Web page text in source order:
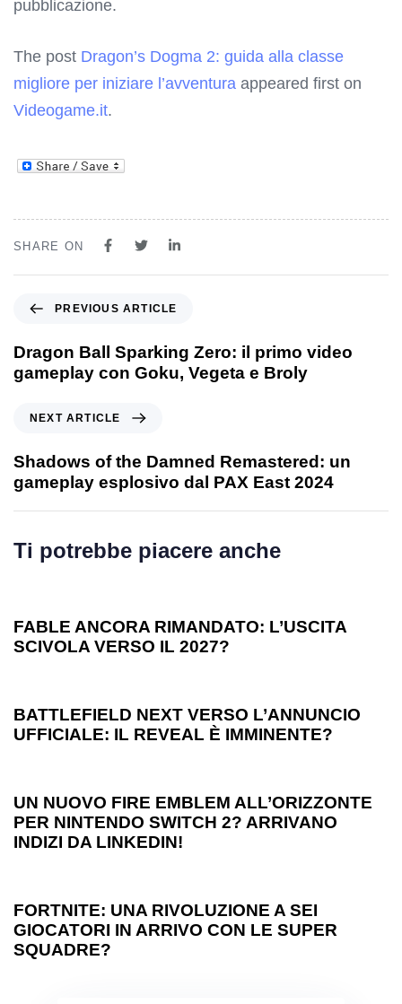
pubblicazione.
The post Dragon’s Dogma 2: guida alla classe
migliore per iniziare l’avventura appeared first on
Videogame.it.
SHARE ON
PREVIOUS ARTICLE
Dragon Ball Sparking Zero: il primo video
gameplay con Goku, Vegeta e Broly
NEXT ARTICLE
Shadows of the Damned Remastered: un
gameplay esplosivo dal PAX East 2024
Ti potrebbe piacere anche
FABLE ANCORA RIMANDATO: L’USCITA
SCIVOLA VERSO IL 2027?
BATTLEFIELD NEXT VERSO L’ANNUNCIO
UFFICIALE: IL REVEAL È IMMINENTE?
UN NUOVO FIRE EMBLEM ALL’ORIZZONTE
PER NINTENDO SWITCH 2? ARRIVANO
INDIZI DA LINKEDIN!
FORTNITE: UNA RIVOLUZIONE A SEI
GIOCATORI IN ARRIVO CON LE SUPER
SQUADRE?